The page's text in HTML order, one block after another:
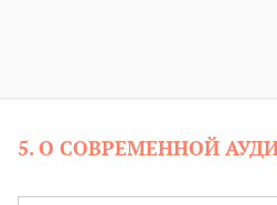
5. О СОВРЕМЕННОЙ